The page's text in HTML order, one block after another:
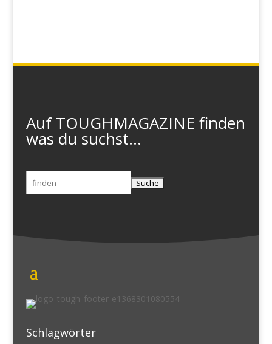
Auf TOUGHMAGAZINE finden
was du suchst...
Suchen
nach:
Schlagwörter